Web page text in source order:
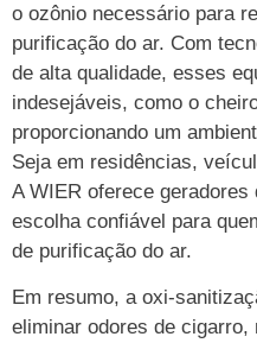
o ozônio necessário para
purificação do ar. Com
de alta qualidade, esses
indesejáveis, como o
proporcionando um
Seja em residências,
A WIER oferece geradores
escolha confiável para
de purificação do ar.
Em resumo, a oxi-
eliminar odores de cigarro,